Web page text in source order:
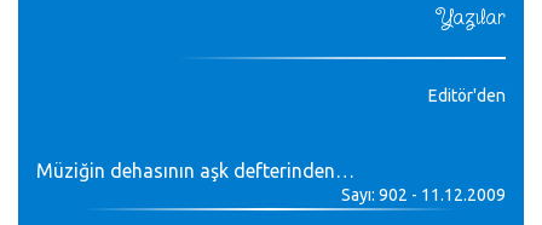
Yazılar
Editör'den
Müziğin dehasının aşk defterinden…
Sayı: 902 - 11.12.2009